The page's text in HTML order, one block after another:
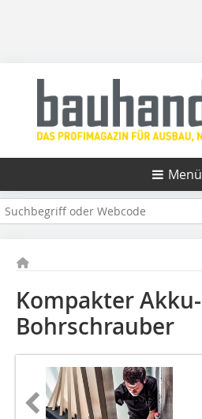
Menü
Kompakter Akku-
Bohrschrauber